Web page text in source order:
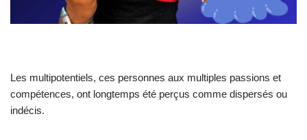
Les multipotentiels, ces personnes aux multiples passions et
compétences, ont longtemps été perçus comme dispersés ou
indécis.